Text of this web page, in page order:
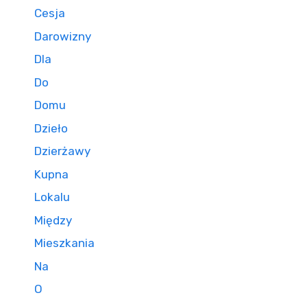
Cesja
Darowizny
Dla
Do
Domu
Dzieło
Dzierżawy
Kupna
Lokalu
Między
Mieszkania
Na
O